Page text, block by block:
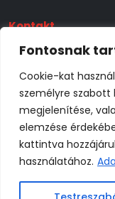
Fontosnak
Cookie-kat
személyre
megjelenítése,
elemzése
kattintva
használatához.
Kontakt
Farmer Hungary Kft.
9700 Szombathely 11-
Adószám: 28769534-2-
Tel: 06-70-795-3769
Nyitvatartás
Kedd: 8:00–17:00
Szerda: 8:00–17:00
Csütörtök: 8:00–17:00
Szombat: 8:00–17:00
Vasárnap: Zárva